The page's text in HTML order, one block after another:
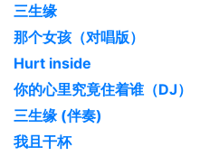
三生缘
那个女孩（对唱版）
Hurt inside
你的心里究竟住着谁（DJ）
三生缘 (伴奏)
我且干杯